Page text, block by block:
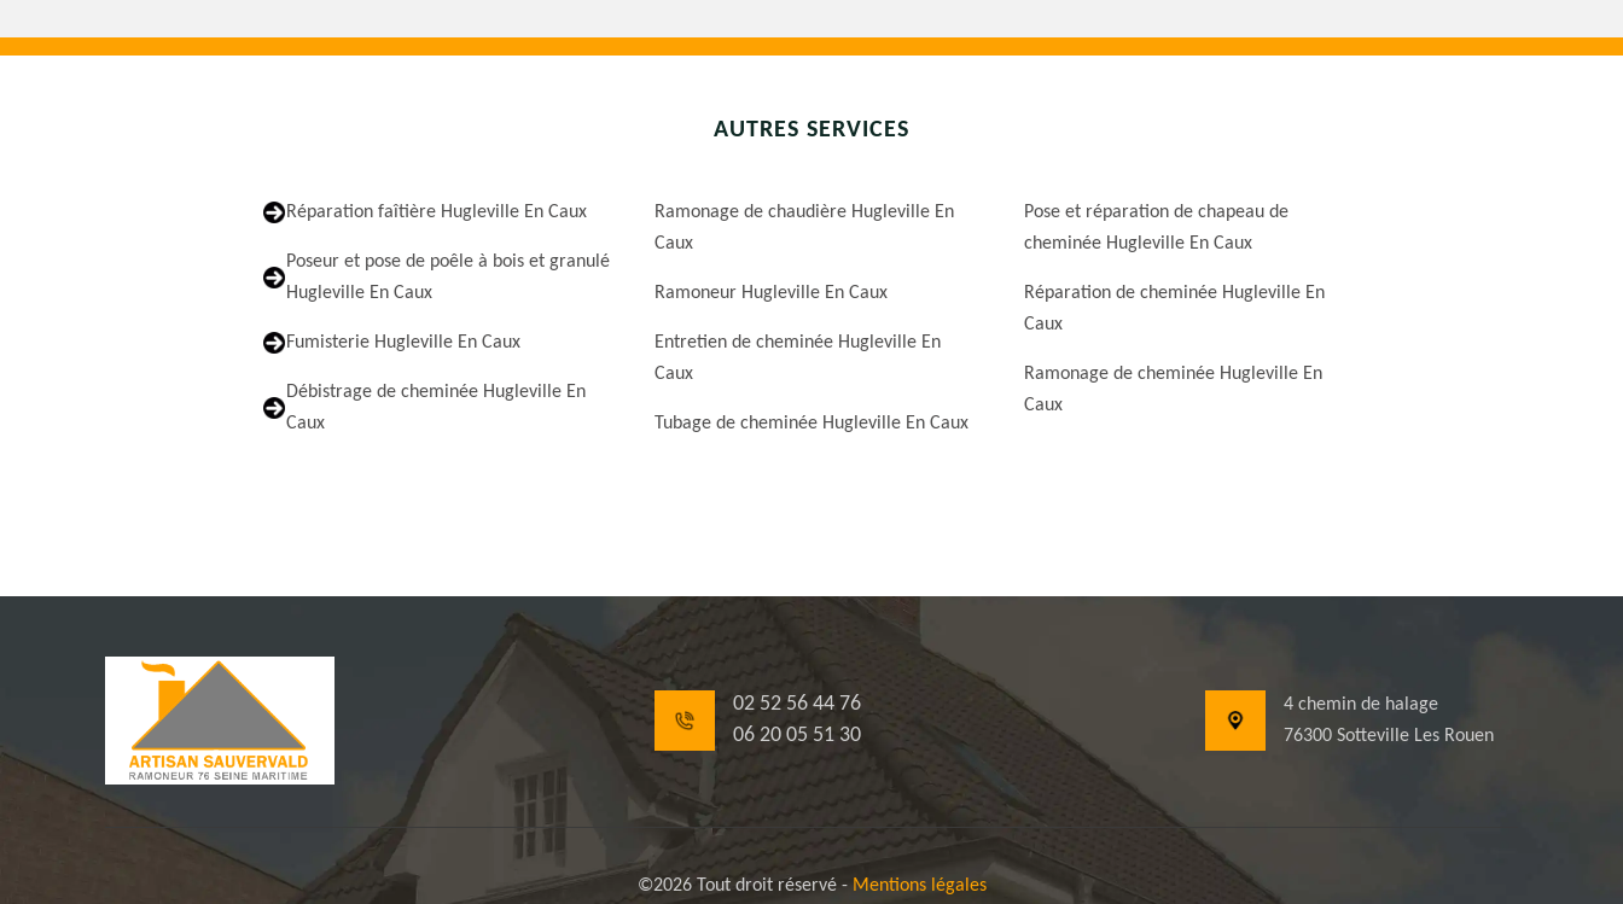
AUTRES SERVICES
Réparation faîtière Hugleville En Caux
Poseur et pose de poêle à bois et granulé
Hugleville En Caux
Fumisterie Hugleville En Caux
Débistrage de cheminée Hugleville En
Caux
Ramonage de chaudière Hugleville En
Caux
Ramoneur Hugleville En Caux
Entretien de cheminée Hugleville En
Caux
Tubage de cheminée Hugleville En Caux
Pose et réparation de chapeau de
cheminée Hugleville En Caux
Réparation de cheminée Hugleville En
Caux
Ramonage de cheminée Hugleville En
Caux
02 52 56 44 76
06 20 05 51 30
4 chemin de halage
76300 Sotteville Les Rouen
©2026 Tout droit réservé - Mentions légales